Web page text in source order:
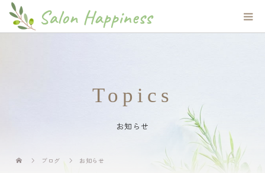
Topics
お知らせ
ブログ お知らせ